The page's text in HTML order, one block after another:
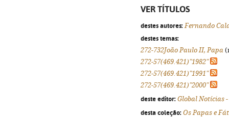
VER TÍTULOS
destes autores: Fernando
destes temas:
272-732João Paulo II, Papa
272-57(469.421)"1982"
272-57(469.421)"1991"
272-57(469.421)"2000"
deste editor: Global Notícias
desta coleção: Os Papas e